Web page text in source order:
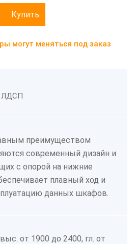
Купить
могут меняться под заказ
ЛДСП
преимуществом
современный дизайн и
с опорой на нижние
плавный ход и
данных шкафов.
от 1900 до 2400, гл. от